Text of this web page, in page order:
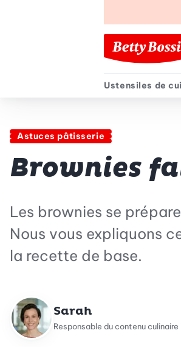
Menu
Ustensiles de
Astuces pâtisserie
Brownies
Les brownies se
Nous vous expliquons
la recette de base.
Sarah
Responsable du contenu culinaire